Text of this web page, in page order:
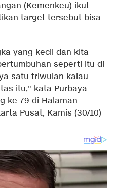
(Kemenkeu) ikut
target tersebut bisa
yang kecil dan kita
seperti itu di
satu triwulan kalau
itu," kata Purbaya
ke-79 di Halaman
Pusat, Kamis (30/10)